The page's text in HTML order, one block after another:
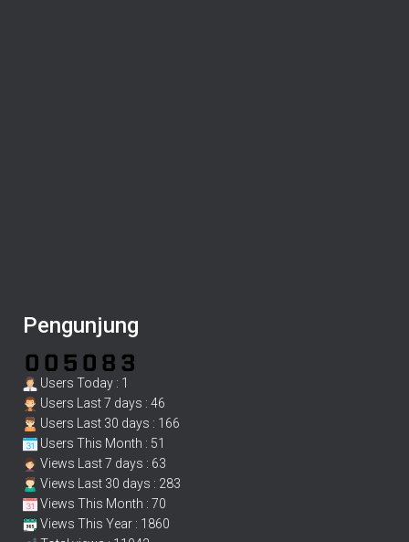
Pengunjung
Users Today : 1
Users Last 7 days : 46
Users Last 30 days : 166
Users This Month : 51
Views Last 7 days : 63
Views Last 30 days : 283
Views This Month : 70
Views This Year : 1860